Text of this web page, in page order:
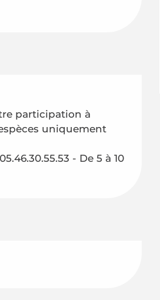
participation à
uniquement
- De 5 à 10